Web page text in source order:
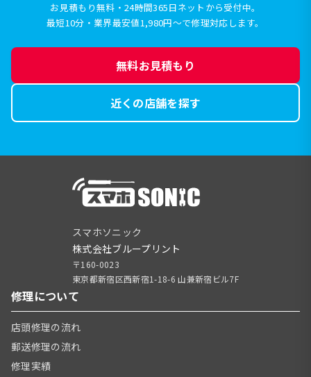
お見積もり無料・24時間365日ネットから受付中。
最短10分・業界最安値1,980円〜で修理対応します。
無料お見積もり
近くの店舗を探す
スマホソニック
株式会社ブループリント
〒160-0023
東京都新宿区西新宿1-18-6 山兼新宿ビル7F
修理について
店頭修理の流れ
郵送修理の流れ
修理実績